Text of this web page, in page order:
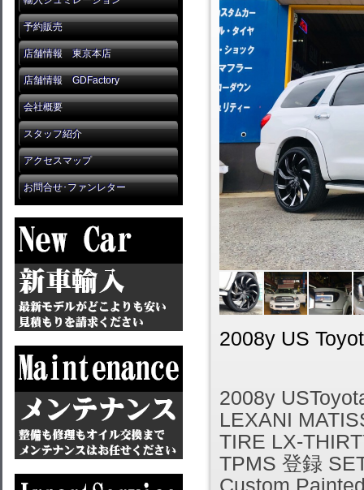
予約販売
店舗情報 東京本店
店舗情報 GDFactory
会社概要
スタッフ紹介
アクセスマップ
お問合せ･ファンレター
2008y US
2008y
LEXANI
TIRE LX-
TPMS 登録
Custom